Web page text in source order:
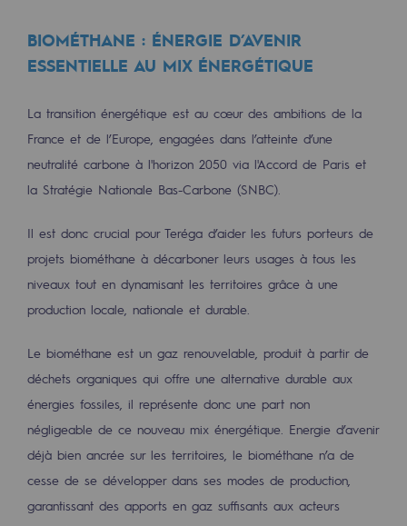
Gaz renouvelables et procédés durables
Gaz renouvelables et procédés
Pyrogazéification et gazéification
Méthanation
Captage de CO2
Nouveaux usages
Concertations CH4, H2 et CO2
Espace pédagogique
2050 : un monde d’énergies
Objectif Hydrogène
CCUS Objectif Zéro CO2
Objectif Biométhane
BIOMÉTHANE : ÉNERGIE D’AVENIR
ESSENTIELLE AU MIX ÉNERGÉTIQUE
La transition énergétique est au cœur des ambitions de la
France et de l’Europe, engagées dans l’atteinte d’une
neutralité carbone à l'horizon 2050 via l'Accord de Paris et
la Stratégie Nationale Bas-Carbone (SNBC).
Il est donc crucial pour Teréga d’aider les futurs porteurs de
projets biométhane à décarboner leurs usages à tous les
niveaux tout en dynamisant les territoires grâce à une
production locale, nationale et durable.
Le biométhane est un gaz renouvelable, produit à partir de
déchets organiques qui offre une alternative durable aux
énergies fossiles, il représente donc une part non
négligeable de ce nouveau mix énergétique. Energie d’avenir
déjà bien ancrée sur les territoires, le biométhane n’a de
cesse de se développer dans ses modes de production,
garantissant des apports en gaz suffisants aux acteurs